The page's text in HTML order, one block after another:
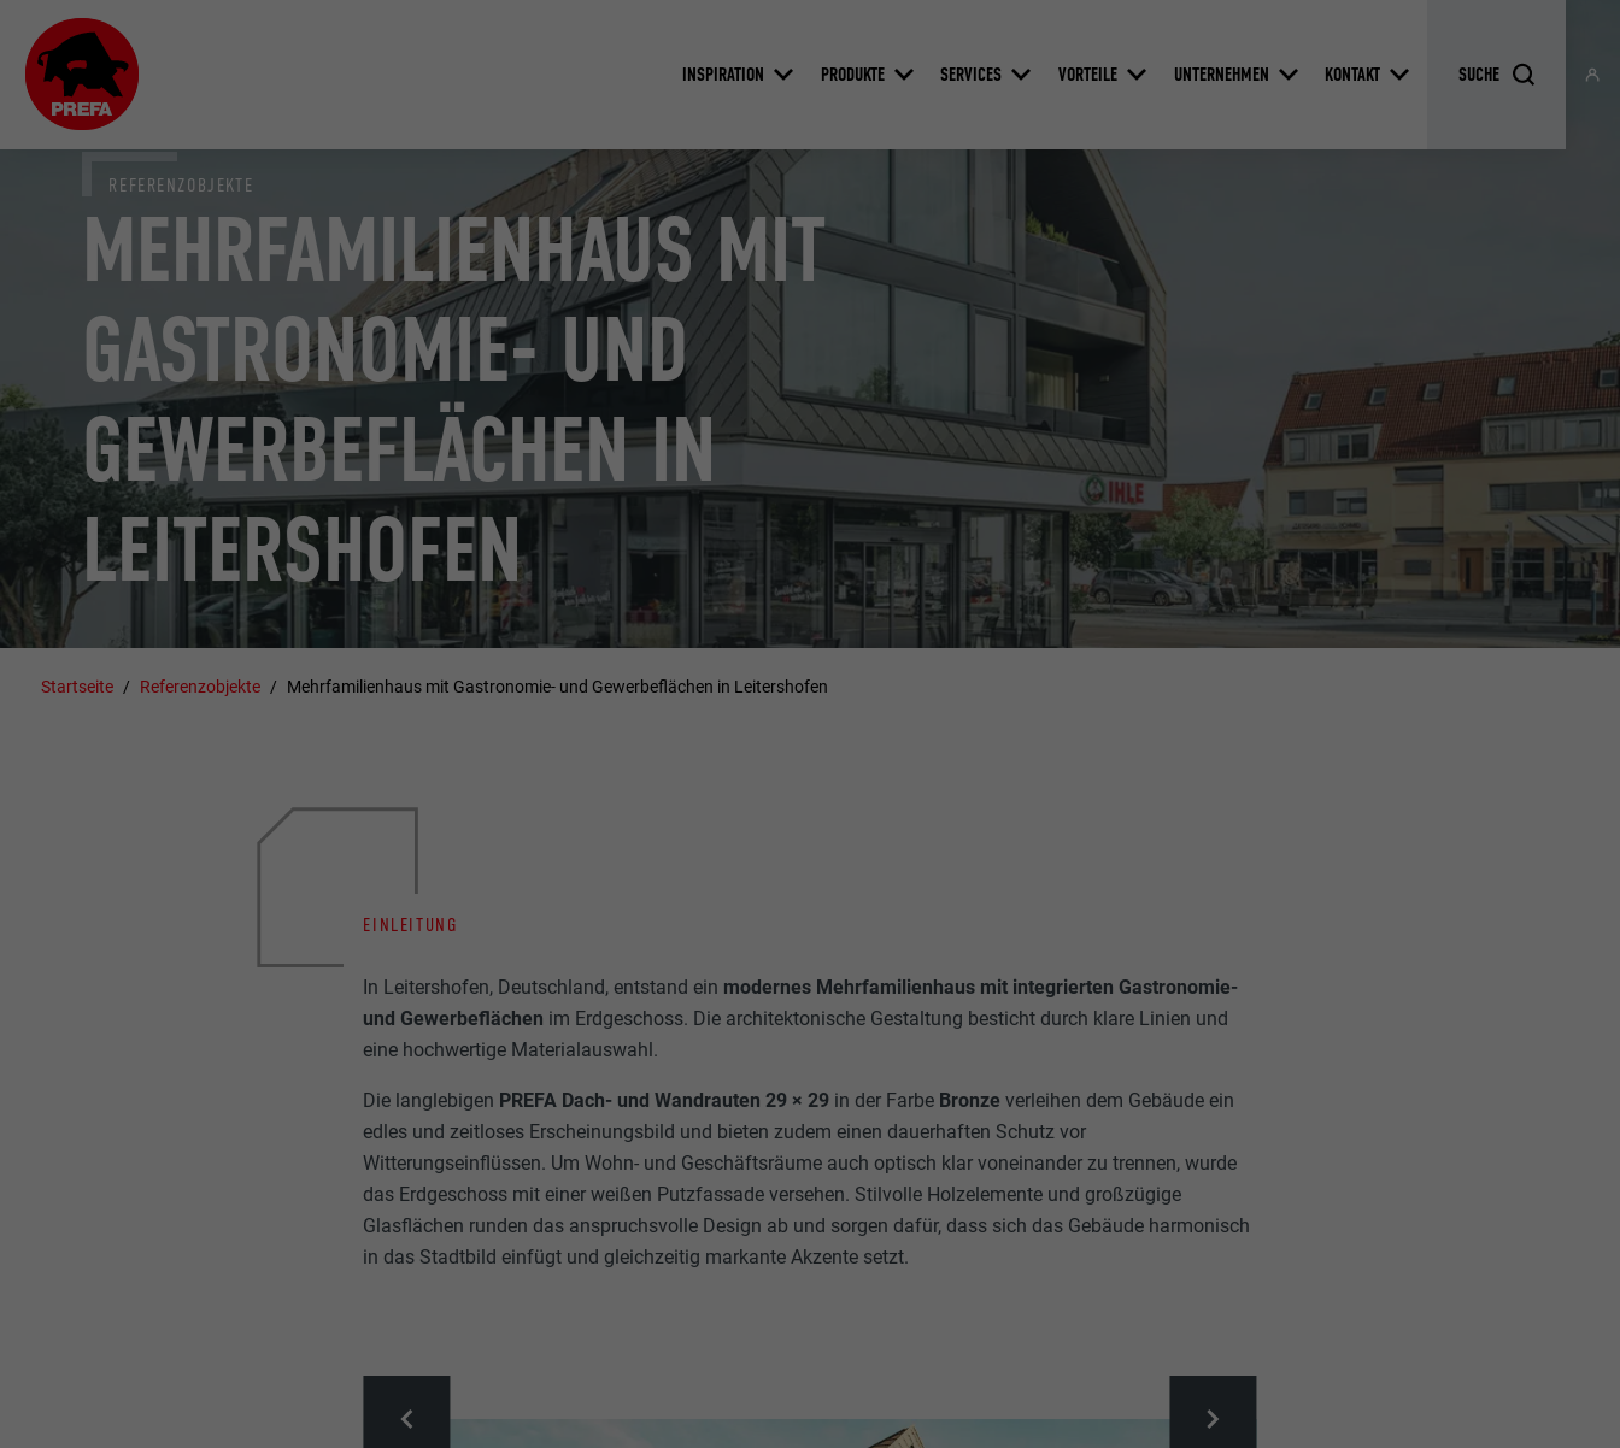
INSPIRATION PRODUKTE SERVICES VORTEILE UNTERNEHMEN KONTAKT
MEHRFAMILIENHAUS MIT
GASTRONOMIE- UND
GEWERBEFLÄCHEN IN
LEITERSHOFEN
REFERENZOBJEKTE
Startseite Referenzobjekte Mehrfamilienhaus mit Gastronomie- und Gewerbeflächen in Leitershofen
EINLEITUNG
In Leitershofen, Deutschland, entstand ein modernes Mehrfamilienhaus mit integrierten Gastronomie-
und Gewerbeflächen im Erdgeschoss. Die architektonische Gestaltung besticht durch klare Linien und
eine hochwertige Materialauswahl.
Die langlebigen PREFA Dach- und Wandrauten 29 × 29 in der Farbe Bronze verleihen dem Gebäude ein
edles und zeitloses Erscheinungsbild und bieten zudem einen dauerhaften Schutz vor
Witterungseinflüssen. Um Wohn- und Geschäftsräume auch optisch klar voneinander zu trennen, wurde
das Erdgeschoss mit einer weißen Putzfassade versehen. Stilvolle Holzelemente und großzügige
Glasflächen runden das anspruchsvolle Design ab und sorgen dafür, dass sich das Gebäude harmonisch
in das Stadtbild einfügt und gleichzeitig markante Akzente setzt.